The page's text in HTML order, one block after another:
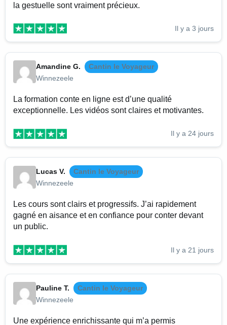
la gestuelle sont vraiment précieux.
Il y a 3 jours
Amandine G.
Cantin le Voyageur
Winnezeele
La formation conte en ligne est d’une qualité
exceptionnelle. Les vidéos sont claires et motivantes.
Il y a 24 jours
Lucas V.
Cantin le Voyageur
Winnezeele
Les cours sont clairs et progressifs. J’ai rapidement
gagné en aisance et en confiance pour conter devant
un public.
Il y a 21 jours
Pauline T.
Cantin le Voyageur
Winnezeele
Une expérience enrichissante qui m’a permis